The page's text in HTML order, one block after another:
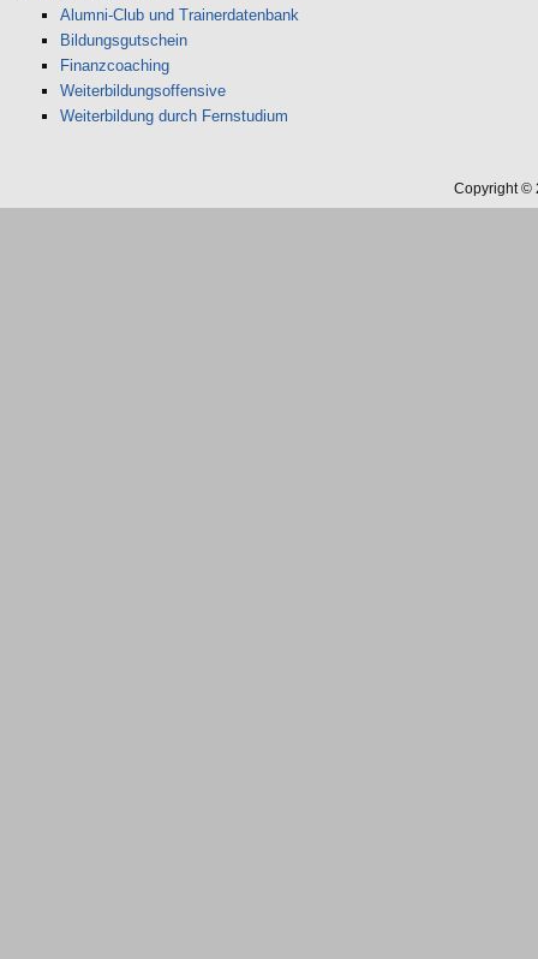
Alumni-Club und Trainerdatenbank
Bildungsgutschein
Finanzcoaching
Weiterbildungsoffensive
Weiterbildung durch Fernstudium
Copyright ©